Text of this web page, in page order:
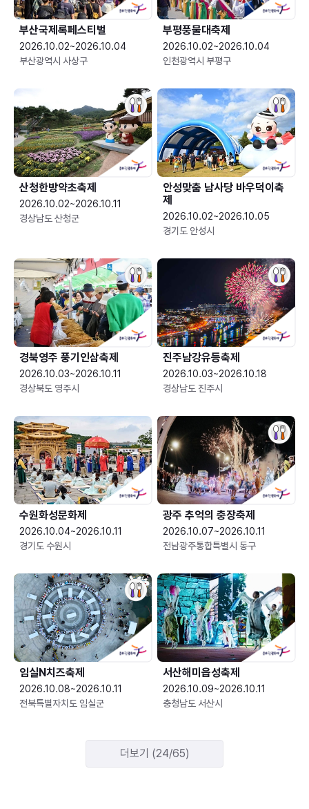
부산국제록페스티벌
2026.10.02~2026.10.04
부산광역시 사상구
부평풍물대축제
2026.10.02~2026.10.04
인천광역시 부평구
산청한방약초축제
2026.10.02~2026.10.11
경상남도 산청군
안성맞춤 남사당 바우덕이축
제
2026.10.02~2026.10.05
경기도 안성시
경북영주 풍기인삼축제
2026.10.03~2026.10.11
경상북도 영주시
진주남강유등축제
2026.10.03~2026.10.18
경상남도 진주시
수원화성문화제
2026.10.04~2026.10.11
경기도 수원시
광주 추억의 충장축제
2026.10.07~2026.10.11
전남광주통합특별시 동구
임실N치즈축제
2026.10.08~2026.10.11
전북특별자치도 임실군
서산해미읍성축제
2026.10.09~2026.10.11
충청남도 서산시
더보기 (24/65)